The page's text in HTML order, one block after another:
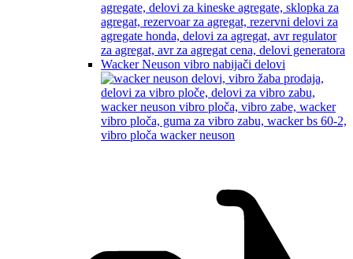
Wacker Neuson vibro nabijači delovi